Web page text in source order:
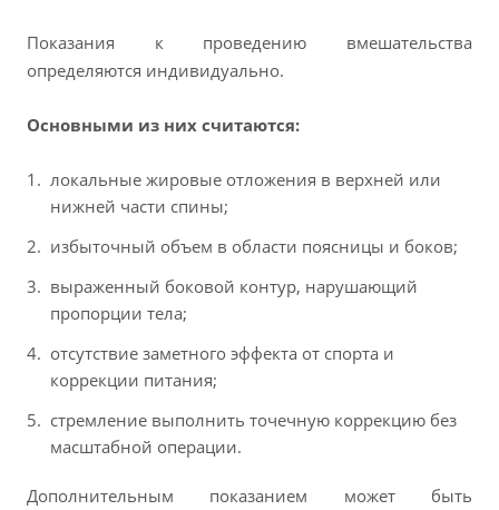
Показания к проведению вмешательства
определяются индивидуально.
Основными из них считаются:
локальные жировые отложения в верхней или
нижней части спины;
избыточный объем в области поясницы и боков;
выраженный боковой контур, нарушающий
пропорции тела;
отсутствие заметного эффекта от спорта и
коррекции питания;
стремление выполнить точечную коррекцию без
масштабной операции.
Дополнительным показанием может быть